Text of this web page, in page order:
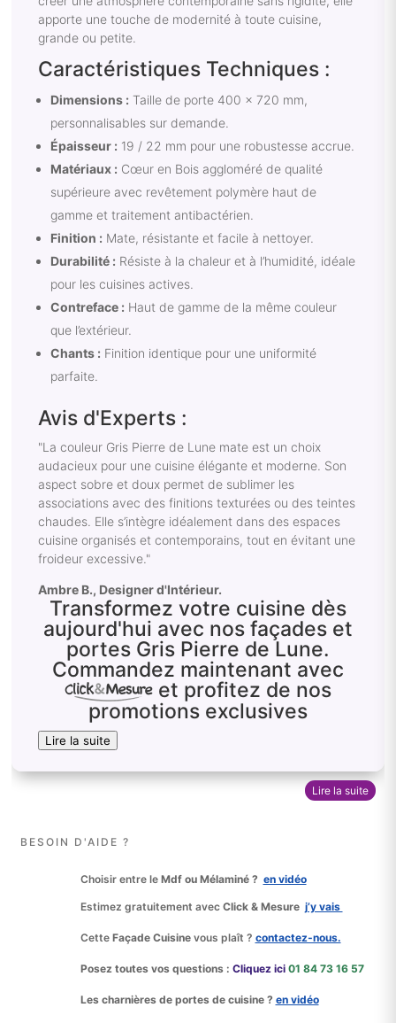
apporte une touche de modernité à toute cuisine,
grande ou petite.
Caractéristiques Techniques :
Dimensions : Taille de porte 400 x 720 mm,
personnalisables sur demande.
Épaisseur : 19 / 22 mm pour une robustesse accrue.
Matériaux : Cœur en Bois aggloméré de qualité
supérieure avec revêtement polymère haut de
gamme et traitement antibactérien.
Finition : Mate, résistante et facile à nettoyer.
Durabilité : Résiste à la chaleur et à l’humidité, idéale
pour les cuisines actives.
Contreface : Haut de gamme de la même couleur
que l’extérieur.
Chants : Finition identique pour une uniformité
parfaite.
Avis d'Experts :
"La couleur Gris Pierre de Lune mate est un choix
audacieux pour une cuisine élégante et moderne. Son
aspect sobre et doux permet de sublimer les
associations avec des finitions texturées ou des teintes
chaudes. Elle s’intègre idéalement dans des espaces
cuisine organisés et contemporains, tout en évitant une
froideur excessive."
Ambre B., Designer d'Intérieur.
Transformez votre cuisine dès
aujourd'hui avec nos façades et
portes Gris Pierre de Lune.
Commandez maintenant avec
et profitez de nos
promotions exclusives
Lire la suite
Lire la suite
BESOIN D'AIDE ?
Choisir entre le Mdf ou Mélaminé ? en vidéo
Estimez gratuitement avec Click & Mesure j’y vais
Cette Façade Cuisinevous plaît ? contactez‑nous.
Posez toutes vos questions : Cliquez ici 01 84 73 16 57
Les charnières de portes de cuisine ? en vidéo